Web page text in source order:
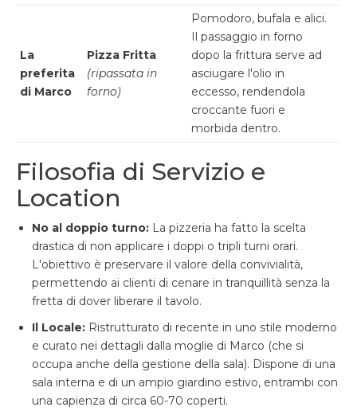
La
preferita
di Marco
Pizza Fritta
(ripassata in
forno)
Pomodoro, bufala e alici.
Il passaggio in forno
dopo la frittura serve ad
asciugare l'olio in
eccesso, rendendola
croccante fuori e
morbida dentro.
Filosofia di Servizio e
Location
No al doppio turno: La pizzeria ha fatto la scelta
drastica di non applicare i doppi o tripli turni orari.
L'obiettivo è preservare il valore della convivialità,
permettendo ai clienti di cenare in tranquillità senza la
fretta di dover liberare il tavolo.
Il Locale: Ristrutturato di recente in uno stile moderno
e curato nei dettagli dalla moglie di Marco (che si
occupa anche della gestione della sala). Dispone di una
sala interna e di un ampio giardino estivo, entrambi con
una capienza di circa 60-70 coperti.